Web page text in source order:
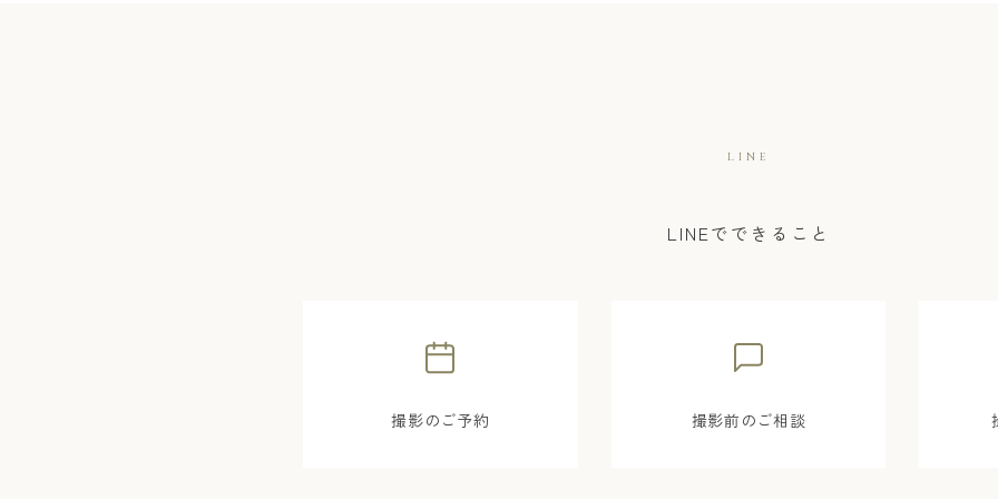
LINE
LINEでできること
撮影のご予約 撮影前のご相談